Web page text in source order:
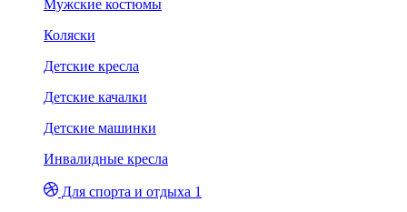
Мужские костюмы
Коляски
Детские кресла
Детские качалки
Детские машинки
Инвалидные кресла
Для спорта и отдыха 1